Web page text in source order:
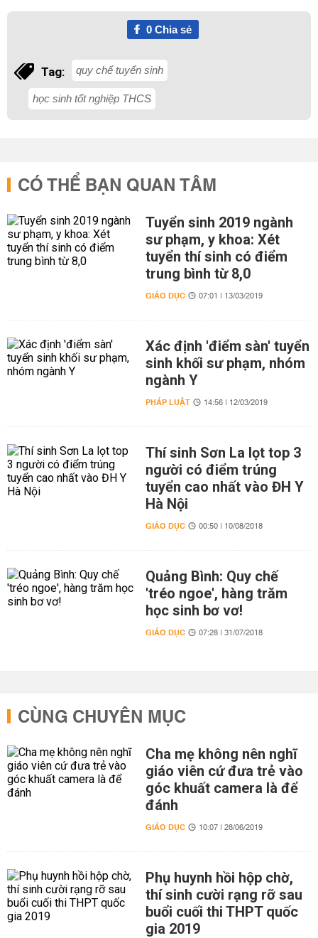
0Chia sẻ
Tag: quy chế tuyển sinh
học sinh tốt nghiệp THCS
CÓ THỂ BẠN QUAN TÂM
Tuyển sinh 2019 ngành
sư phạm, y khoa: Xét
tuyển thí sinh có điểm
trung bình từ 8,0
GIÁO DỤC 07:01 | 13/03/2019
Xác định 'điểm sàn' tuyển
sinh khối sư phạm, nhóm
ngành Y
PHÁP LUẬT 14:56 | 12/03/2019
Thí sinh Sơn La lọt top 3
người có điểm trúng
tuyển cao nhất vào ĐH Y
Hà Nội
GIÁO DỤC 00:50 | 10/08/2018
Quảng Bình: Quy chế
'tréo ngoe', hàng trăm
học sinh bơ vơ!
GIÁO DỤC 07:28 | 31/07/2018
CÙNG CHUYÊN MỤC
Cha mẹ không nên nghĩ
giáo viên cứ đưa trẻ vào
góc khuất camera là để
đánh
GIÁO DỤC 10:07 | 28/06/2019
Phụ huynh hồi hộp chờ,
thí sinh cười rạng rỡ sau
buổi cuối thi THPT quốc
gia 2019